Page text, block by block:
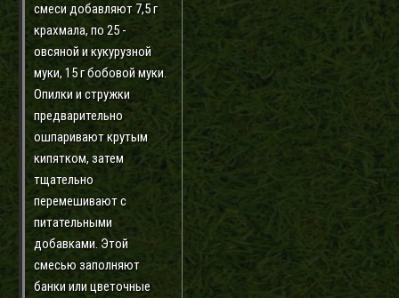
смеси добавляют 7,5 г
крахмала, по 25 -
овсяной и кукурузной
муки, 15 г бобовой муки.
Опилки и стружки
предварительно
ошпаривают крутым
кипятком, затем
тщательно
перемешивают с
питательными
добавками. Этой
смесью заполняют
банки или цветочные